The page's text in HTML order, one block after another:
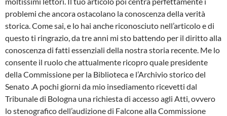
problemi che ancora ostacolano la conoscenza della verità
storica. Come sai, e lo hai anche riconosciuto nell’articolo e di
questo ti ringrazio, da tre anni mi sto battendo per il diritto alla
conoscenza di fatti essenziali della nostra storia recente. Me lo
consente il ruolo che attualmente ricopro quale presidente
della Commissione per la Biblioteca e l’Archivio storico del
Senato .A pochi giorni da mio insediamento ricevetti dal
Tribunale di Bologna una richiesta di accesso agli Atti, ovvero
lo stenografico dell’audizione di Falcone alla Commissione